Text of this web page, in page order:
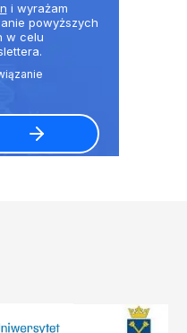
i wyrażam
powyższych
w celu